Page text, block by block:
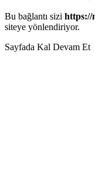
Bu bağlantı sizi https://
siteye yönlendiriyor.
Sayfada Kal Devam Et